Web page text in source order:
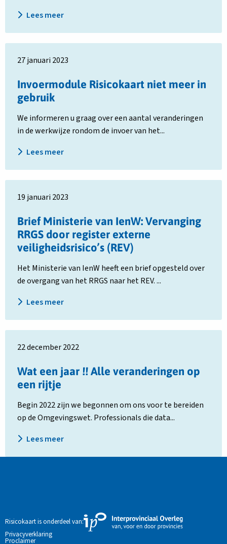
Lees meer
Invoermodule Risicokaart niet meer in
gebruik
27 januari 2023
We informeren u graag over een aantal veranderingen
in de werkwijze rondom de invoer van het...
Lees meer
meer
Invoermodule
Risicokaart
meer
gebruik
Brief Ministerie van IenW: Vervanging
RRGS door register externe
veiligheidsrisico’s (REV)
19 januari 2023
Het Ministerie van IenW heeft een brief opgesteld over
de overgang van het RRGS naar het REV. ...
Lees meer
meer
Brief
Ministerie
Vervanging
RRGS
register
externe
veiligheidsrisico’s
(REV)
Wat een jaar !! Alle veranderingen op
een rijtje
22 december 2022
Begin 2022 zijn we begonnen om ons voor te bereiden
op de Omgevingswet. Professionals die data...
Lees meer
meer
Wat
Alle
veranderingen
een
Risicokaart is onderdeel van:
Externe
link
Privacyverklaring
Proclaimer